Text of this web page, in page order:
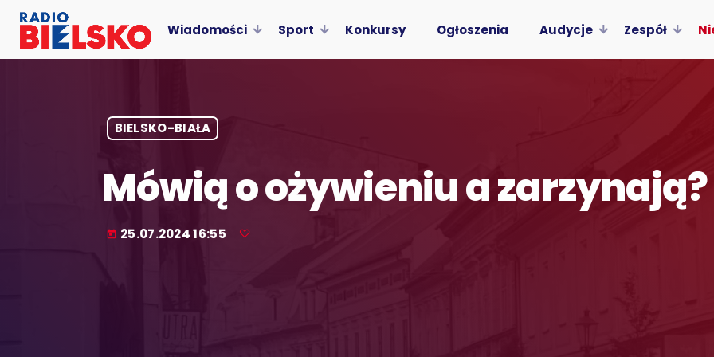
Wiadomości Sport Konkursy Ogłoszenia Audycje Zespół
BIELSKO-BIAŁA
Mówią o ożywieniu a zarzynają?
today 25.07.2024 16:55